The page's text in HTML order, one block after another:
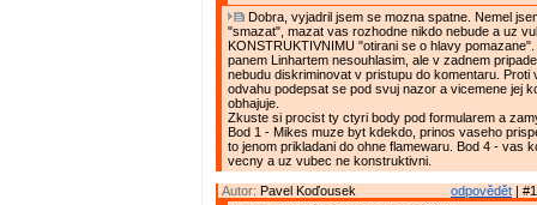
Dobra, vyjadril jsem se mozna spatne. Nemel
"smazat", mazat vas rozhodne nikdo nebude a uz
KONSTRUKTIVNIMU "otirani se o hlavy
panem Linhartem nesouhlasim, ale v zadnem
nebudu diskriminovat v pristupu do komentaru. Proti
odvahu podepsat se pod svuj nazor a vicemene jej
obhajuje.
Zkuste si procist ty ctyri body pod formularem a
Bod 1 - Mikes muze byt kdekdo, prinos vaseho
to jenom prikladani do ohne flamewaru. Bod 4 - vas
vecny a uz vubec ne konstruktivni.
odpovědět |
Autor: Pavel Koďousek